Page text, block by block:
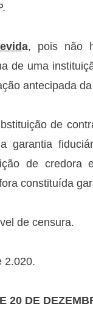
a, pois não
de uma
antecipada
de
garantia
de credora
constituída
de censura.
2.020.
20 DE